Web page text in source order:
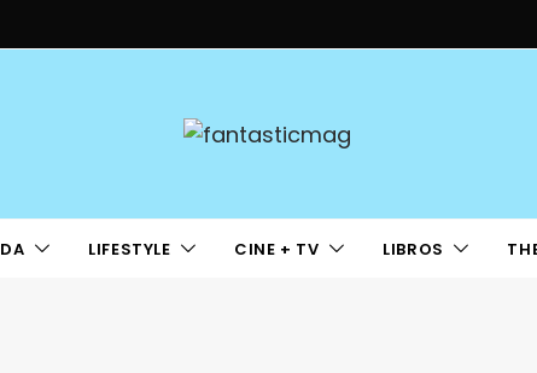
LIFESTYLE CINE + TV LIBROS